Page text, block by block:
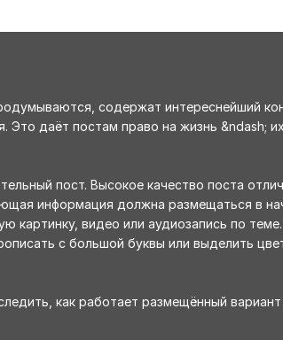
содержат интереснейший
даёт постам право на жизнь &ndash;
пост. Высокое качество поста
информация должна размещаться в
картинку, видео или аудиозапись по
с большой буквы или выделить
как работает размещённый вариант